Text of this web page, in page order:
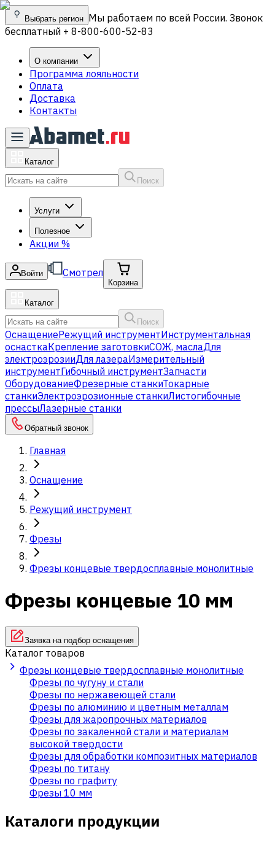
Выбрать регион Мы работаем по всей России. Звонок
бесплатный + 8-800-600-52-83
О компании
Программа лояльности
Оплата
Доставка
Контакты
Каталог
Поиск
Услуги
Полезное
Акции %
Войти Смотрел
Корзина
Каталог
Поиск
ОснащениеРежущий инструментИнструментальная
оснасткаКрепление заготовкиСОЖ, маслаДля
электроэрозииДля лазераИзмерительный
инструментГибочный инструментЗапчасти
ОборудованиеФрезерные станкиТокарные
станкиЭлектроэрозионные станкиЛистогибочные
прессыЛазерные станки
Обратный звонок
Главная
Оснащение
Режущий инструмент
Фрезы
Фрезы концевые твердосплавные монолитные
Фрезы концевые 10 мм
Заявка на подбор оснащения
Каталог товаров
Фрезы концевые твердосплавные монолитные
Фрезы по чугуну и стали
Фрезы по нержавеющей стали
Фрезы по алюминию и цветным металлам
Фрезы для жаропрочных материалов
Фрезы по закаленной стали и материалам
высокой твердости
Фрезы для обработки композитных материалов
Фрезы по титану
Фрезы по графиту
Фрезы 10 мм
Каталоги продукции